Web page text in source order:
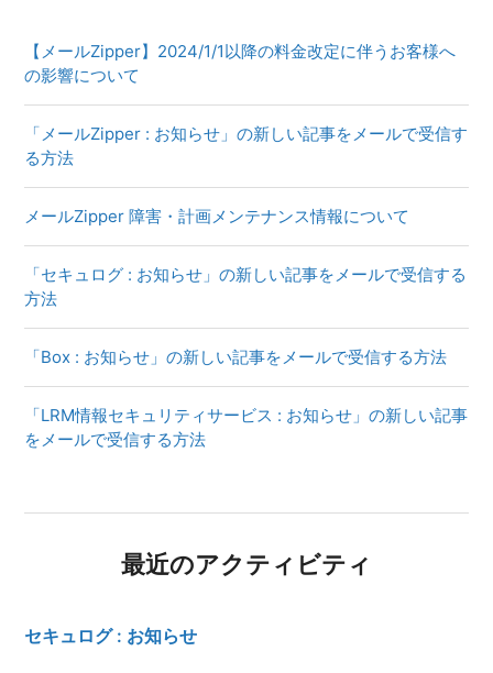
【メールZipper】2024/1/1以降の料金改定に伴うお客様へ
の影響について
「メールZipper : お知らせ」の新しい記事をメールで受信す
る方法
メールZipper 障害・計画メンテナンス情報について
「セキュログ : お知らせ」の新しい記事をメールで受信する
方法
「Box : お知らせ」の新しい記事をメールで受信する方法
「LRM情報セキュリティサービス : お知らせ」の新しい記事
をメールで受信する方法
最近のアクティビティ
セキュログ : お知らせ